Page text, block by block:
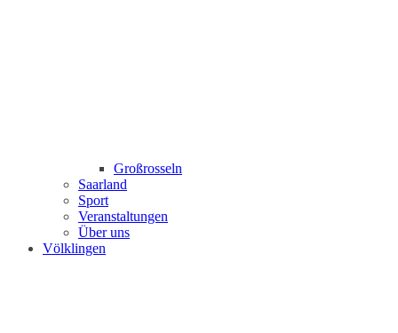
Großrosseln
Saarland
Sport
Veranstaltungen
Über uns
Völklingen